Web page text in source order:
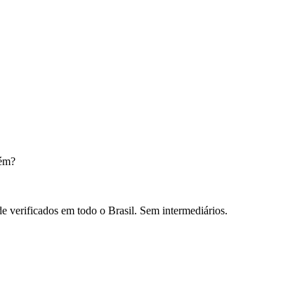
?
verificados em todo o Brasil. Sem intermediários.